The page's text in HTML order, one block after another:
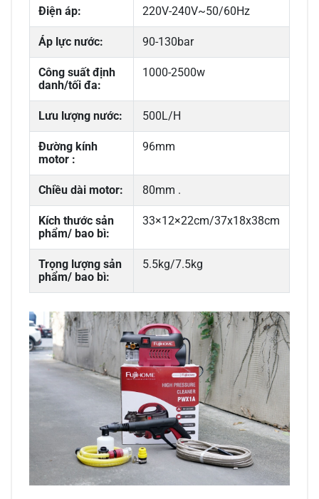
Điện áp: 220V-240V~50/60Hz
Áp lực nước: 90-130bar
Công suất định
danh/tối đa:
1000-2500w
Lưu lượng nước: 500L/H
Đường kính
motor :
96mm
Chiều dài motor: 80mm .
Kích thước sản
phẩm/ bao bì:
33×12×22cm/37x18x38cm
Trọng lượng sản
phẩm/ bao bì:
5.5kg/7.5kg